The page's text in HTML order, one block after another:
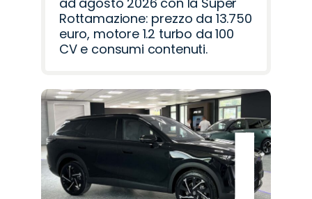
Rottamazione: prezzo da 13.750
euro, motore 1.2 turbo da 100
CV e consumi contenuti.